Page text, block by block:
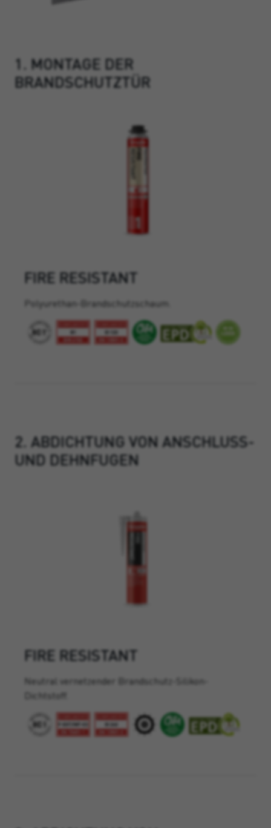
1. MONTAGE DER
BRANDSCHUTZTÜR
FIRE RESISTANT
Polyurethan-Brandschutzschaum.
2. ABDICHTUNG VON ANSCHLUSS-
UND DEHNFUGEN
FIRE RESISTANT
Neutral vernetzender Brandschutz-Silikon-
Dichtstoff.